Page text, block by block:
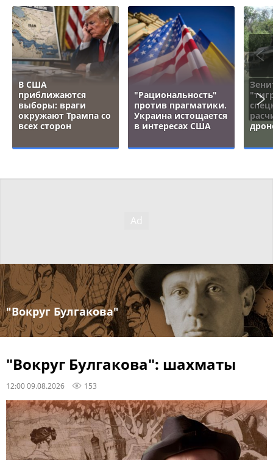
В США
приближаются
выборы: враги
окружают Трампа со
всех сторон
"Рациональность"
против прагматики.
Украина истощается
в интересах США
"Вокруг Булгакова"
"Вокруг Булгакова": шахматы
12:00 09.08.2026 153